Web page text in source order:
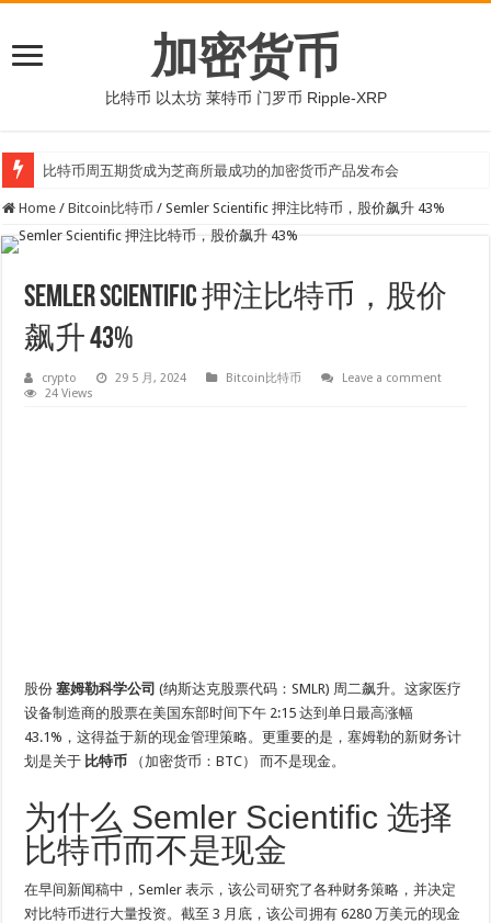
加密货币
比特币 以太坊 莱特币 门罗币 Ripple-XRP
比特币周五期货成为芝商所最成功的加密货币产品发布会
Home / Bitcoin比特币 / Semler Scientific 押注比特币，股价飙升 43%
Semler Scientific 押注比特币，股价
飙升 43%
crypto 29 5 月, 2024 Bitcoin比特币
Leave a comment
24 Views
股份塞姆勒科学公司 (纳斯达克股票代码：SMLR) 周二飙升。这家医疗
设备制造商的股票在美国东部时间下午 2:15 达到单日最高涨幅
43.1%，这得益于新的现金管理策略。更重要的是，塞姆勒的新财务计
划是关于 比特币 （加密货币：BTC） 而不是现金。
为什么 Semler Scientific 选择
比特币而不是现金
在早间新闻稿中，Semler 表示，该公司研究了各种财务策略，并决定
对比特币进行大量投资。截至 3 月底，该公司拥有 6280 万美元的现金